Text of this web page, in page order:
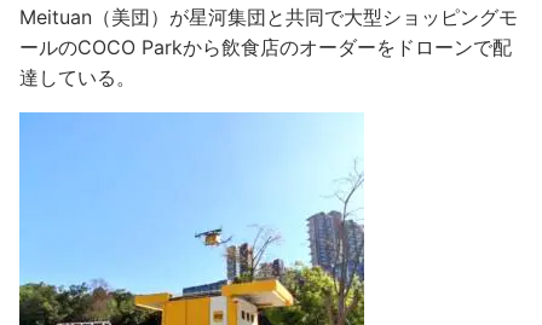
Meituan（美団）が星河集団と共同で大型ショッピングモ
ールのCOCO Parkから飲食店のオーダーをドローンで配
達している。